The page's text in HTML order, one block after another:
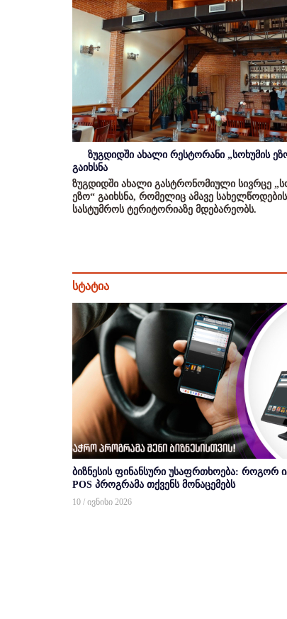
ზუგდიდში ახალი რესტორანი „სოხუმის
გაიხსნა
ზუგდიდში ახალი გასტრონომიული სივრცე
ეზო“ გაიხსნა, რომელიც ამავე სახელწოდების
სასტუმროს ტერიტორიაზე მდებარეობს.
სტატია
ბიზნესის ფინანსური უსაფრთხოება: როგორ
POS პროგრამა თქვენს მონაცემებს
10 / ივნისი 2026